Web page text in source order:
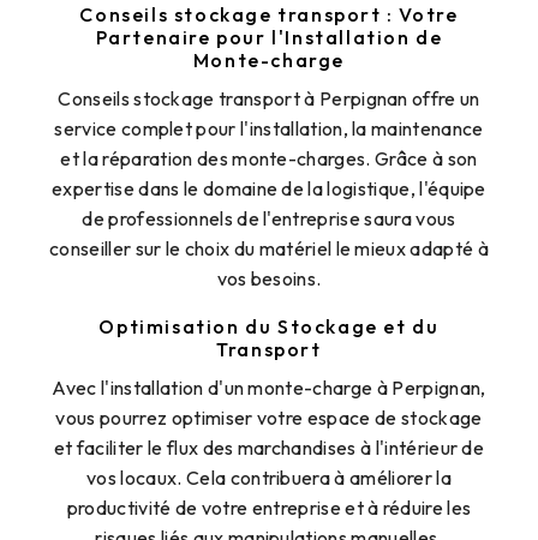
Conseils stockage transport : Votre
Partenaire pour l'Installation de
Monte-charge
Conseils stockage transport à Perpignan offre un
service complet pour l'installation, la maintenance
et la réparation des monte-charges. Grâce à son
expertise dans le domaine de la logistique, l'équipe
de professionnels de l'entreprise saura vous
conseiller sur le choix du matériel le mieux adapté à
vos besoins.
Optimisation du Stockage et du
Transport
Avec l'installation d'un monte-charge à Perpignan,
vous pourrez optimiser votre espace de stockage
et faciliter le flux des marchandises à l'intérieur de
vos locaux. Cela contribuera à améliorer la
productivité de votre entreprise et à réduire les